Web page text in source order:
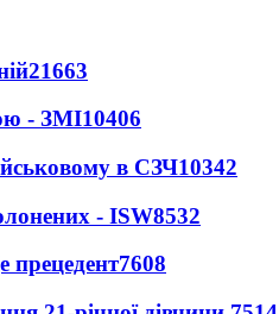
21663
- ЗМІ10406
в СЗЧ10342
- ISW8532
прецедент7608